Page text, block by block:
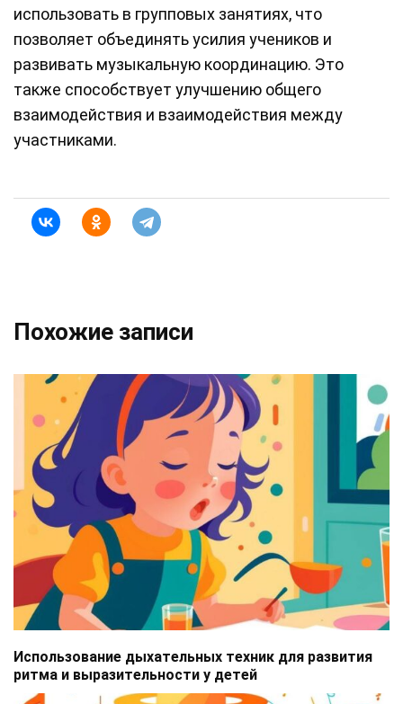
использовать в групповых занятиях, что
позволяет объединять усилия учеников и
развивать музыкальную координацию. Это
также способствует улучшению общего
взаимодействия и взаимодействия между
участниками.
Похожие записи
Использование дыхательных техник для развития
ритма и выразительности у детей